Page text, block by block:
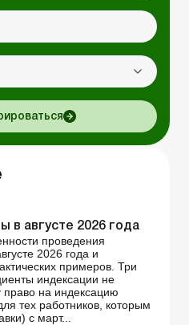
в августе 2026 года
проведения
2026 года и
примеров. Три
индексации не
право на индексацию
тех работников, которым
с март...